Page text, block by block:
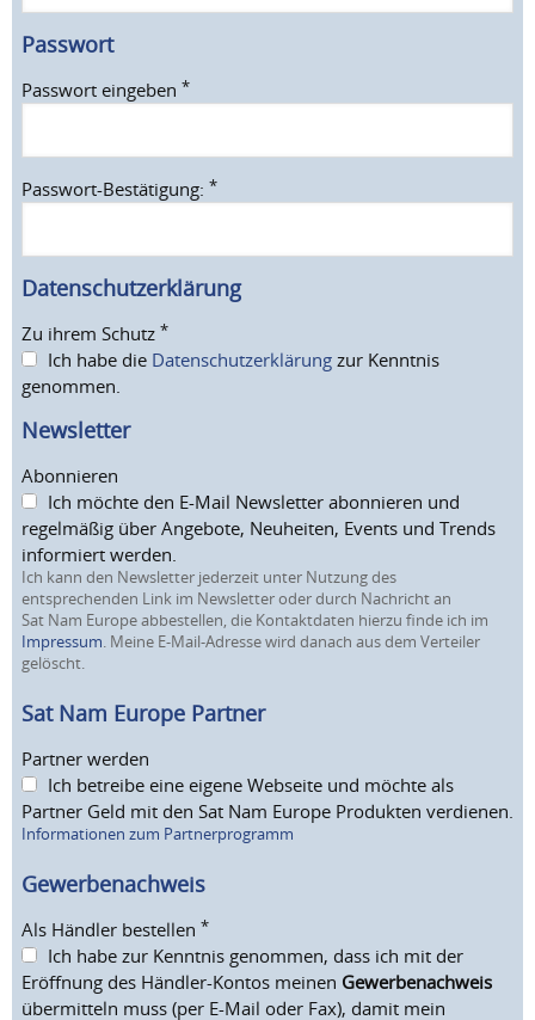
Passwort
Passwort eingeben *
Passwort-Bestätigung: *
Datenschutzerklärung
Zu ihrem Schutz *
Ich habe die Datenschutzerklärung zur Kenntnis
genommen.
Newsletter
Abonnieren
Ich möchte den E-Mail Newsletter abonnieren und
regelmäßig über Angebote, Neuheiten, Events und Trends
informiert werden.
Ich kann den Newsletter jederzeit unter Nutzung des
entsprechenden Link im Newsletter oder durch Nachricht an
Sat Nam Europe abbestellen, die Kontaktdaten hierzu finde ich im
Impressum. Meine E-Mail-Adresse wird danach aus dem Verteiler
gelöscht.
Sat Nam Europe Partner
Partner werden
Ich betreibe eine eigene Webseite und möchte als
Partner Geld mit den Sat Nam Europe Produkten verdienen.
Informationen zum Partnerprogramm
Gewerbenachweis
Als Händler bestellen *
Ich habe zur Kenntnis genommen, dass ich mit der
Eröffnung des Händler-Kontos meinen Gewerbenachweis
übermitteln muss (per E-Mail oder Fax), damit mein